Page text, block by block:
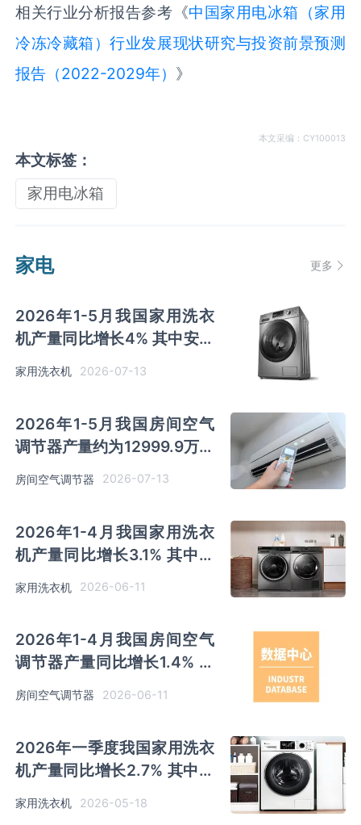
相关行业分析报告参考《中国家用电冰箱（家用
冷冻冷藏箱）行业发展现状研究与投资前景预测
报告（2022-2029年） 》
本文采编：CY100013
本文标签：
家用电冰箱
家电 更多
2026年1-5月我国家用洗衣
机产量同比增长4% 其中安徽
及江苏以超千万台产量排名前
二
家用洗衣机 2026-07-13
2026年1-5月我国房间空气
调节器产量约为12999.9万吨
占比36.5%
房间空气调节器 2026-07-13
2026年1-4月我国家用洗衣
机产量同比增长3.1% 其中安
前二
家用洗衣机 2026-06-11
2026年1-4月我国房间空气
调节器产量同比增长1.4% 其
中广东产量占比36.73%位居
首位
房间空气调节器 2026-06-11
2026年一季度我国家用洗衣
机产量同比增长2.7% 其中安
徽、江苏产量分别占比
30.2%、28.3%
家用洗衣机 2026-05-18